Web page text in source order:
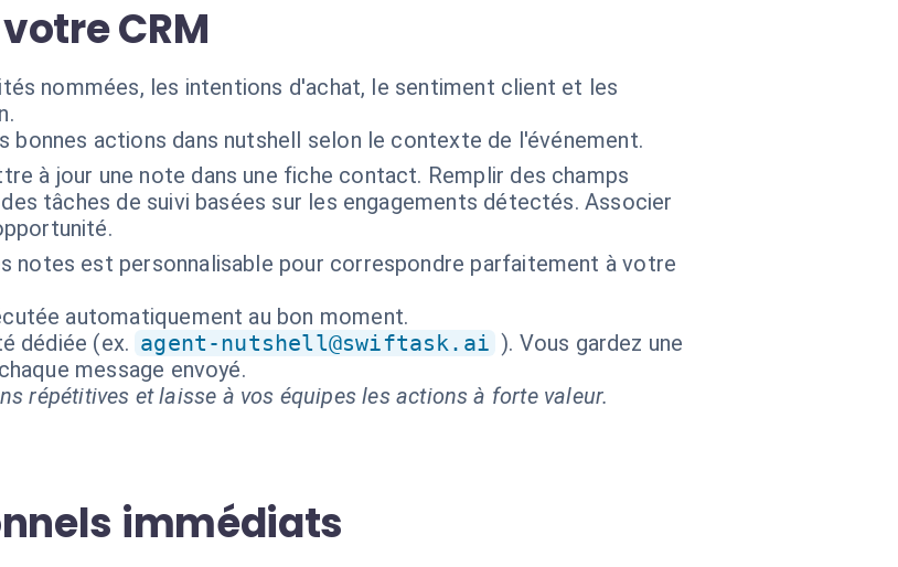
CRM
nommées, les intentions d'achat, le sentiment client et les
bonnes actions dans nutshell selon le contexte de l'événement.
à jour une note dans une fiche contact. Remplir des champs
tâches de suivi basées sur les engagements détectés. Associer
notes est personnalisable pour correspondre parfaitement à votre
automatiquement au bon moment.
dédiée (ex. agent-nutshell@swiftask.ai ). Vous gardez une
message envoyé.
répétitives et laisse à vos équipes les actions à forte valeur.
immédiats